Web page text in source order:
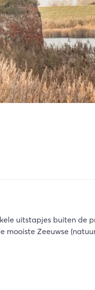
uitstapjes buiten de
mooiste Zeeuwse